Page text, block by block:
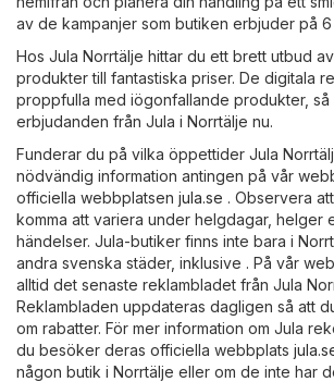
av de kampanjer som butiken erbjuder på 6
Hos Jula Norrtälje hittar du ett brett utbud
produkter till fantastiska priser. De digitala
proppfulla med iögonfallande produkter, så
erbjudanden från Jula i Norrtälje nu.
Funderar du på vilka öppettider Jula
nödvändig information antingen på vår
officiella webbplatsen jula.se . Observera
komma att variera under helgdagar, helger
händelser. Jula-butiker finns inte bara i
andra svenska städer, inklusive . På vår
alltid det senaste reklambladet från Jula
Reklambladen uppdateras dagligen så att
om rabatter. För mer information om Jula
du besöker deras officiella webbplats
någon butik i Norrtälje eller om de inte har